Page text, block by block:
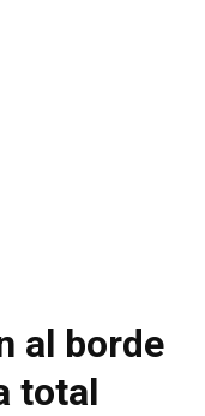
al borde
total